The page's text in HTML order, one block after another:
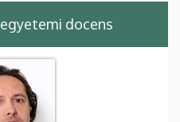
egyetemi docens